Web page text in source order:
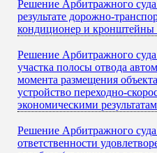
Решение Арбитражного
результате дорожно-
кондиционер и кронштейны
Решение Арбитражного
участка полосы отвода
момента размещения
устройство переходно-
экономическими
Решение Арбитражного
ответственности